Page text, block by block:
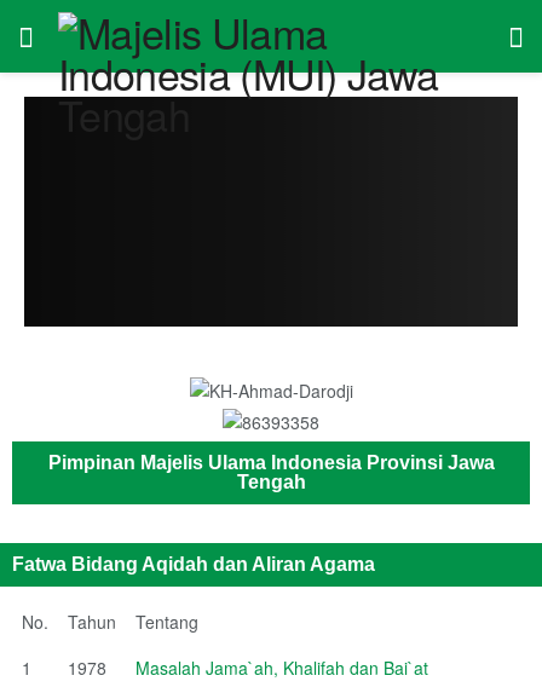
Pimpinan Majelis Ulama Indonesia Provinsi Jawa
Tengah
Fatwa Bidang Aqidah dan Aliran Agama
No. Tahun
Tentang
1
1978
Masalah Jama`ah, Khalifah dan Bai`at